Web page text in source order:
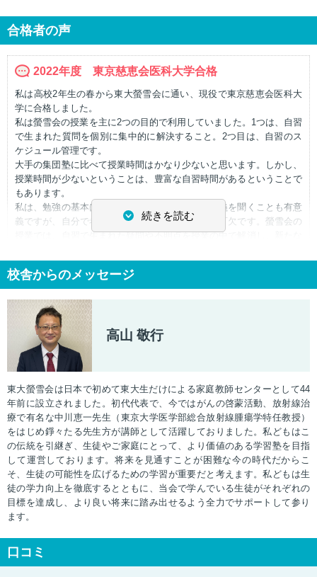
合格者の声
続きを読む
2022年度 東京慈恵会医科大学合格
私は高校2年生の春から東大螢雪会に通い、現役で東京慈恵会医科大
学に合格しました。
私は螢雪会の授業を主に2つの目的で利用していました。1つは、自習
で生まれた質問を個別に集中的に解決すること。2つ目は、自習のス
ケジュール管理です。
大手の集団塾に比べて授業時間はかなり少ないと思います。しかし、
授業時間が少ないということは、豊富な自習時間があるということで
もあります。
私は、勉強の基本は自習だと思います。優れた講義を聞くことも有意
義ですが、自分で考えて問題を解く時間が必要不可欠です。螢雪会の
授業では、自習で生まれた疑問や不明点を授業の中で解消し、新たな
大手の集団塾の強みは、絶対的なカリキュラムがあるという点だと思
います。カリキュラムの軌道にきちんと乗ることができれば、自ずと
学力を向上させることができるでしょう。一方、個別の良さは、生徒
と先生の二人三脚で、一人ひとりに適した合格への最短経路を描ける
という点にあります。つまり、ある程度自分で学習が進められる人に
とっても、基礎的な内容から学ばなくてはならない人にとっても、必
要なのは勉強の方針を常に共有し、躓いた時に背中を押してくれるよ
うな、"生徒の横にたって共に歩んでくれる先生"の存在だと思いま
螢雪会の先生は、授業内容が分かりやすいのは勿論のこと、私の性格
もよく理解して下さり、私が考えた予定に対して常に適切なアドバイ
スを下さいました。そのおかげで、授業が本当に良きペースメーカー
となり、1週間の学習の質を高い水準で安定させてくれま。そのサイ
クルを2年間継続できたことが、現役での医学部合格に繋がったと思
います。
最後に、人間性と技量を兼ね備えた、信頼できる先生と出会えたこと
が、私の受験において何よりの幸運だったと思います。改めて、お世
話になった先生、コロナ禍で素早くオンライン授業に切り替えてくだ
さった事務局の方々、本当にありがとうございました。
2022年度 埼玉医科大学合格
校舎からのメッセージ
高山 敬行
東大螢雪会は日本で初めて東大生だけによる家庭教師センターとして44
年前に設立されました。初代代表で、今ではがんの啓蒙活動、放射線治
療で有名な中川恵一先生（東京大学医学部総合放射線腫瘍学特任教授）
をはじめ錚々たる先生方が講師として活躍しておりました。私どもはこ
の伝統を引継ぎ、生徒やご家庭にとって、より価値のある学習塾を目指
して運営しております。将来を見通すことが困難な今の時代だからこ
そ、生徒の可能性を広げるための学習が重要だと考えます。私どもは生
徒の学力向上を徹底するとともに、当会で学んでいる生徒がそれぞれの
目標を達成し、より良い将来に踏み出せるよう全力でサポートして参り
ます。
口コミ